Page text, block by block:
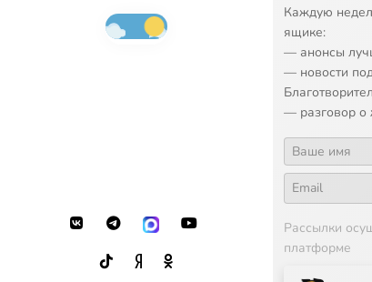
13
14
16
17
18
Каждую
ящике:
— анонсы
— новости
— разговор о
Рассылки
платформе